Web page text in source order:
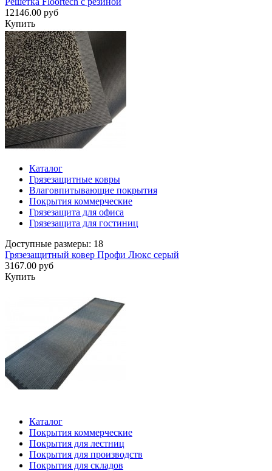
12146.00 руб
Купить
Каталог
Грязезащитные ковры
Влаговпитывающие покрытия
Покрытия коммерческие
Грязезащита для офиса
Грязезащита для гостиниц
Доступные размеры: 18
Грязезащитный ковер Профи Люкс серый
3167.00 руб
Купить
Каталог
Покрытия коммерческие
Покрытия для лестниц
Покрытия для производств
Покрытия для складов